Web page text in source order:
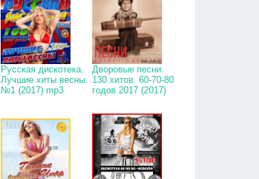
Русская дискотека.
Лучшие хиты весны.
№1 (2017) mp3
Дворовые песни.
130 хитов. 60-70-80
годов 2017 (2017)